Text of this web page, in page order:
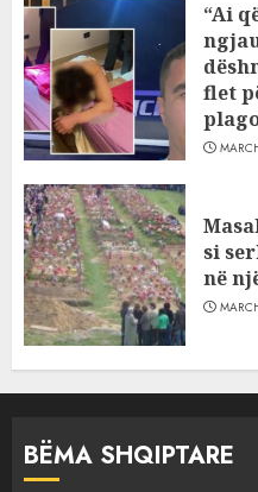
“Ai
flet
si
në
BËMA SHQIPTARE